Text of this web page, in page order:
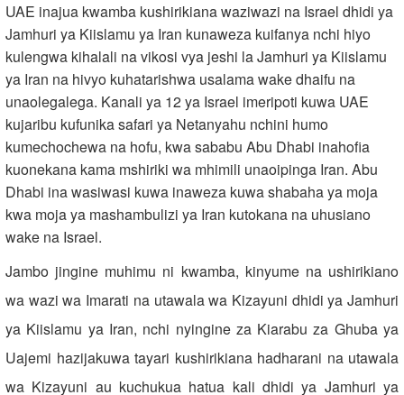
UAE inajua kwamba kushirikiana waziwazi na Israel dhidi ya
Jamhuri ya Kiislamu ya Iran kunaweza kuifanya nchi hiyo
kulengwa kihalali na vikosi vya jeshi la Jamhuri ya Kiislamu
ya Iran na hivyo kuhatarishwa usalama wake dhaifu na
unaolegalega. Kanali ya 12 ya Israel imeripoti kuwa UAE
kujaribu kufunika safari ya Netanyahu nchini humo
kumechochewa na hofu, kwa sababu Abu Dhabi inahofia
kuonekana kama mshiriki wa mhimili unaoipinga Iran. Abu
Dhabi ina wasiwasi kuwa inaweza kuwa shabaha ya moja
kwa moja ya mashambulizi ya Iran kutokana na uhusiano
wake na Israel.
Jambo jingine muhimu ni kwamba, kinyume na ushirikiano
wa wazi wa Imarati na utawala wa Kizayuni dhidi ya Jamhuri
ya Kiislamu ya Iran, nchi nyingine za Kiarabu za Ghuba ya
Uajemi hazijakuwa tayari kushirikiana hadharani na utawala
wa Kizayuni au kuchukua hatua kali dhidi ya Jamhuri ya